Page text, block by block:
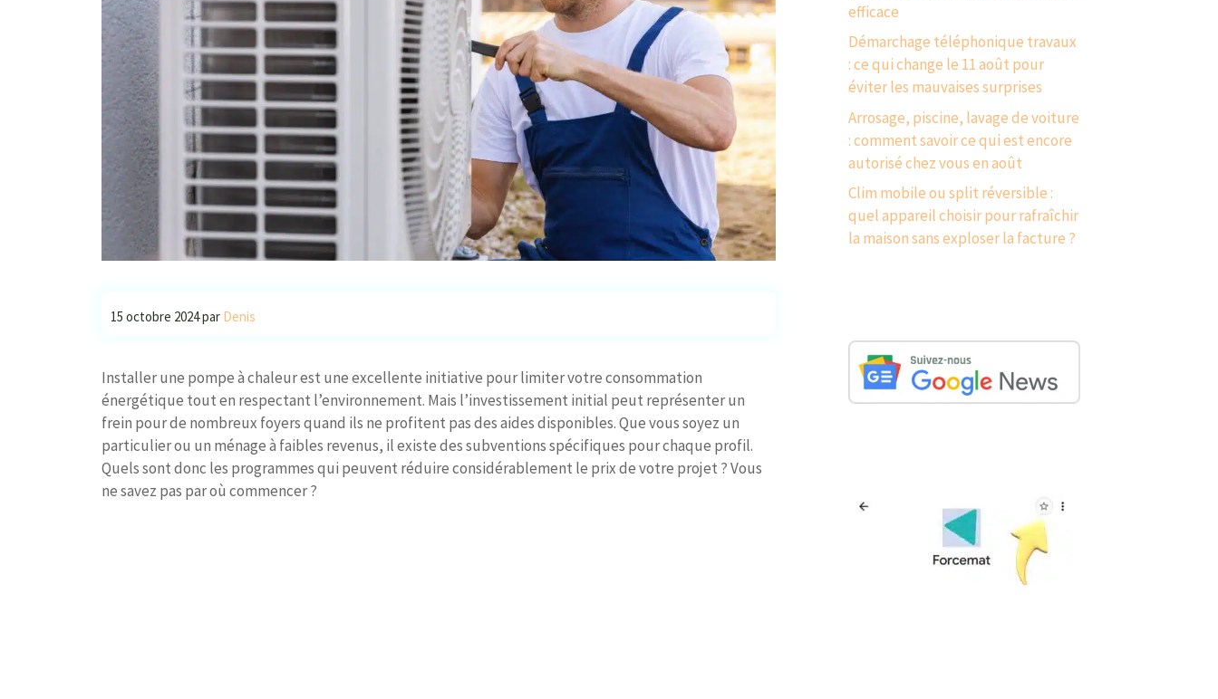
15 octobre 2024par Denis
Installer une pompe à chaleur est une excellente initiative pour limiter votre consommation
énergétique tout en respectant l’environnement. Mais l’investissement initial peut représenter un
frein pour de nombreux foyers quand ils ne profitent pas des aides disponibles. Que vous soyez un
particulier ou un ménage à faibles revenus, il existe des subventions spécifiques pour chaque profil.
Quels sont donc les programmes qui peuvent réduire considérablement le prix de votre projet ? Vous
ne savez pas par où commencer ?
efficace
Démarchage téléphonique travaux
: ce qui change le 11 août pour
éviter les mauvaises surprises
Arrosage, piscine, lavage de voiture
: comment savoir ce qui est encore
autorisé chez vous en août
Clim mobile ou split réversible :
quel appareil choisir pour rafraîchir
la maison sans exploser la facture ?